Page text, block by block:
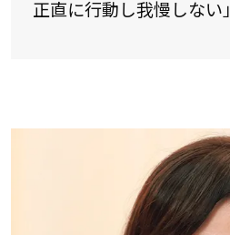
正直に行動し我慢しない」